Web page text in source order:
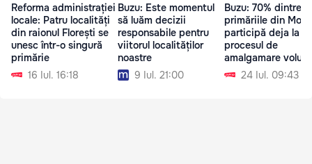
Reforma administrației
locale: Patru localități
din raionul Florești se
unesc într-o singură
primărie
16 Iul. 16:18
Buzu: Este momentul
să luăm decizii
responsabile pentru
viitorul localităților
noastre
9 Iul. 21:00
Buzu: 70% dintre
primăriile din
participă deja la
procesul de
amalgamare
24 Iul. 09:43